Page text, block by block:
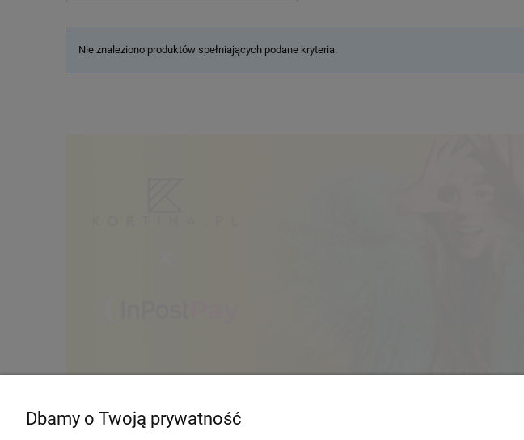
Nie znaleziono produktów spełniających podane kryteria.
Dbamy o Twoją prywatność